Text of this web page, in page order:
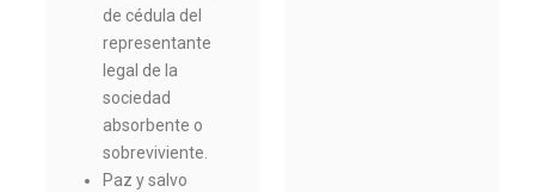
de cédula del
representante
legal de la
sociedad
absorbente o
sobreviviente.
Paz y salvo